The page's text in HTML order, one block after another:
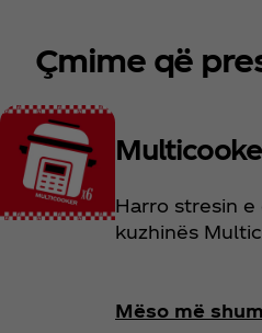
Çmime që
Harro stresin
kuzhinës
Mëso më